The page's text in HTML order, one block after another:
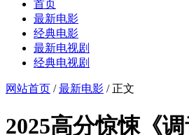
首页
最新电影
经典电影
最新电视剧
经典电视剧
网站首页 /最新电影 / 正文
2025高分惊悚《